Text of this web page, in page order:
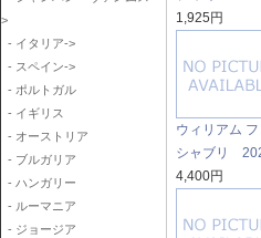
>
- イタリア->
- スペイン->
- ポルトガル
- イギリス
- オーストリア
- ブルガリア
- ハンガリー
- ルーマニア
- ジョージア
1,925円
ウィリアム
シャブリ
4,400円